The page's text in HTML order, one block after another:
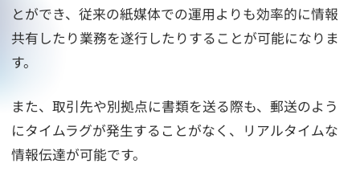
とができ、従来の紙媒体での運用よりも効率的に情報
共有したり業務を遂行したりすることが可能になりま
す。
また、取引先や別拠点に書類を送る際も、郵送のよう
にタイムラグが発生することがなく、リアルタイムな
情報伝達が可能です。